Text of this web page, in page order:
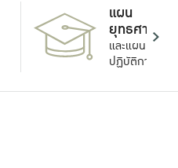
แผน
ยุทธศาสตร์
และแผน
ปฏิบัติการ